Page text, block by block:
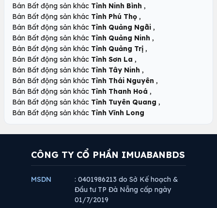
Bán Bất động sản khác Tỉnh Ninh Bình ,
Bán Bất động sản khác Tỉnh Phú Thọ ,
Bán Bất động sản khác Tỉnh Quảng Ngãi ,
Bán Bất động sản khác Tỉnh Quảng Ninh ,
Bán Bất động sản khác Tỉnh Quảng Trị ,
Bán Bất động sản khác Tỉnh Sơn La ,
Bán Bất động sản khác Tỉnh Tây Ninh ,
Bán Bất động sản khác Tỉnh Thái Nguyên ,
Bán Bất động sản khác Tỉnh Thanh Hoá ,
Bán Bất động sản khác Tỉnh Tuyên Quang ,
Bán Bất động sản khác Tỉnh Vĩnh Long
CÔNG TY CỔ PHẦN IMUABANBDS
MSDN
: 0401986213 do Sở Kế hoạch &
Đầu tư TP Đà Nẵng cấp ngày
01/7/2019